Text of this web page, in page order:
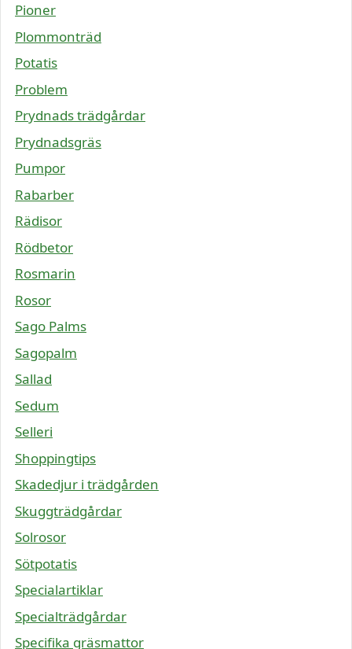
Pioner
Plommonträd
Potatis
Problem
Prydnads trädgårdar
Prydnadsgräs
Pumpor
Rabarber
Rädisor
Rödbetor
Rosmarin
Rosor
Sago Palms
Sagopalm
Sallad
Sedum
Selleri
Shoppingtips
Skadedjur i trädgården
Skuggträdgårdar
Solrosor
Sötpotatis
Specialartiklar
Specialträdgårdar
Specifika gräsmattor